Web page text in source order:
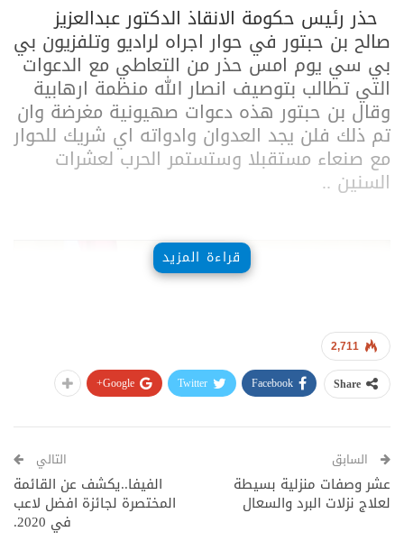
حذر رئيس حكومة الانقاذ الدكتور عبدالعزيز
صالح بن حبتور في حوار اجراه لراديو وتلفزيون بي
بي سي يوم امس حذر من التعاطي مع الدعوات
التي تطالب بتوصيف انصار الله منظمة ارهابية
وقال بن حبتور هذه دعوات صهيونية مغرضة وان
تم ذلك فلن يجد العدوان وادواته اي شريك للحوار
مع صنعاء مستقبلا وستستمر الحرب لعشرات
السنين ..
01:01
قراءة المزيد
2,711
Share
Facebook
Twitter
Google+
السابق
عشر وصفات منزلية بسيطة
لعلاج نزلات البرد والسعال
التالي
الفيفا..يكشف عن القائمة
المختصرة لجائزة افضل لاعب
في 2020.